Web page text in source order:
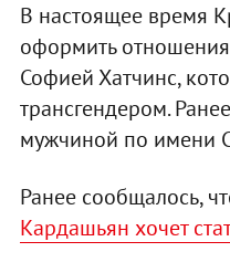
В настоящее время
оформить
Софией Хатчинс,
трансгендером.
мужчиной по имени
Ранее сообщалось,
Кардашьян хочет